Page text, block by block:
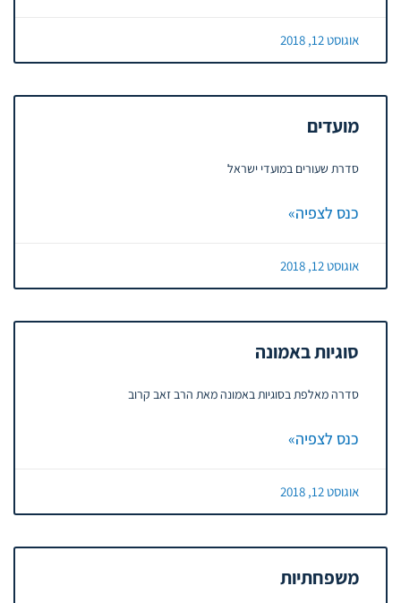
אוגוסט 12, 2018
מועדים
סדרת שעורים במועדי ישראל
כנס לצפיה»
אוגוסט 12, 2018
סוגיות באמונה
סדרה מאלפת בסוגיות באמונה מאת הרב זאב קרוב
כנס לצפיה»
אוגוסט 12, 2018
משפחתיות